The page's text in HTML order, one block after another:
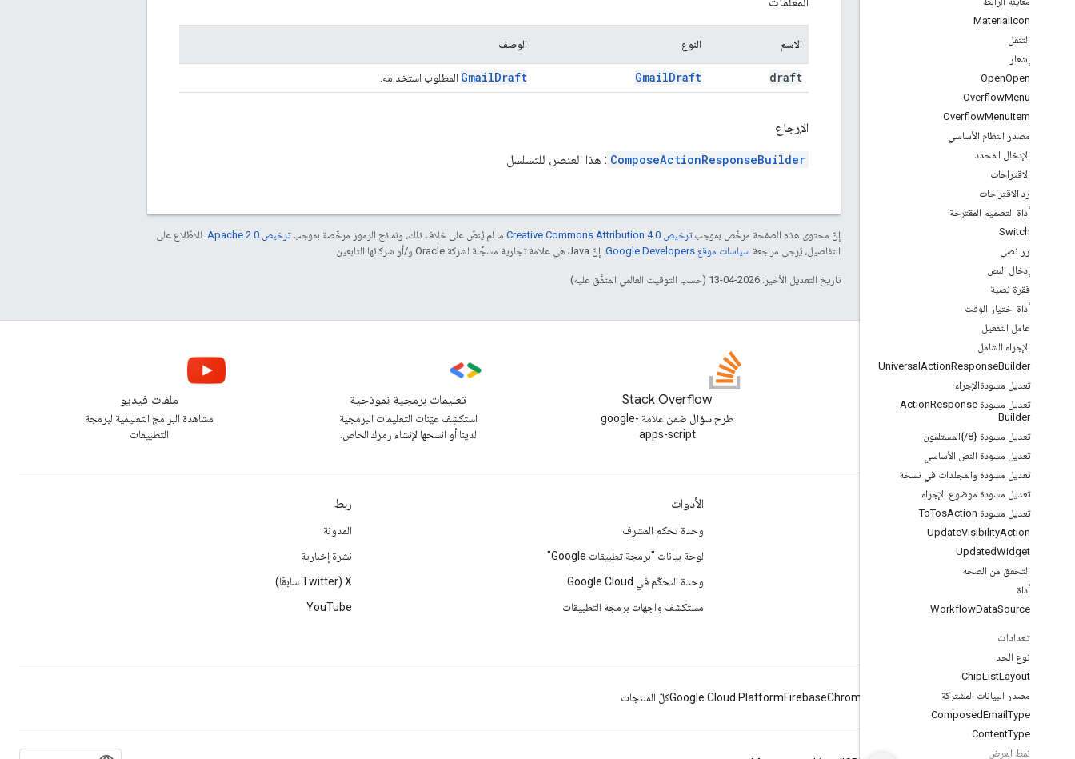
Material Icon
التنقل
إشعار
OpenOpen
OverflowMenu
OverflowMenuItem
مصدر النظام الأساسي
الإدخال المحدد
الاقتراحات
رد الاقتراحات
أداة التصميم المقترحة
Switch
زر نصي
إدخال النص
فقرة نصية
أداة اختيار الوقت
عامل التفعيل
الإجراء الشامل
Universal ActionResponseBuilder
تعديل مسودةالإجراء
تعديل مسودة Action Response
Builder
تعديل مسودة {8 /}المستلمون
تعديل مسودة النص الأساسي
تعديل مسودة والمجلدات في نسخة
تعديل مسودة موضوع الإجراء
تعديل مسودة To
TosAction
UpdateVisibilityAction
UpdatedWidget
التحقق من الصحة
أداة
WorkflowDataSource
تعدادات
نوع الحد
ChipListLayout
مصدر البيانات المشتركة
ComposedEmailType
ContentType
نمط العرض
الاسم النوع الوصف
draft
GmailDraft
GmailDraft المطلوب استخدامه.
الإرجاع
ComposeActionResponseBuilder : هذا العنصر، للتسلسل
إنّ محتوى هذه الصفحة مرخّص بموجبترخيص Creative Commons Attribution 4.0‏ ما لم يُنصّ على خلاف ذلك، ونماذج الرموز مرخّصة بموجبترخيص Apache 2.0‏
. للاطّلاع على
التفاصيل، يُرجى مراجعة سياسات موقع Google Developers‏ . إنّ Java هي علامة تجارية مسجَّلة لشركة Oracle و/أو شركائها التابعين.
تاريخ التعديل الأخير: 2026-04-13 (حسب التوقيت العالمي المتفَّق عليه)
المدونة
Workspace Developers
Stack Overflow
طرح سؤال ضمن علامة google-
apps-script
تعليمات برمجية نموذجية
استكشِف عيّنات التعليمات البرمجية
لدينا أو انسخها لإنشاء رمزك الخاص.
ملفات فيديو
مشاهدة البرامج التعليمية لبرمجة
التطبيقات
Google Workspace لمطوّري البرامج
نظرة عامة حول المنصة
منتجات مطوّري البرامج
ملاحظات حول الإصدار
دعم مطوّر البرامج
بنود الخدمة
الأدوات
وحدة تحكم المشرف
لوحة بيانات "برمجة تطبيقات Google"
وحدة التحكّم في Google Cloud
مستكشف واجهات برمجة التطبيقات
ربط
المدونة
نشرة إخبارية
‫X ‏(Twitter سابقًا)
YouTube
Chrome
Firebase
Google Cloud Platformكلّ المنتجات